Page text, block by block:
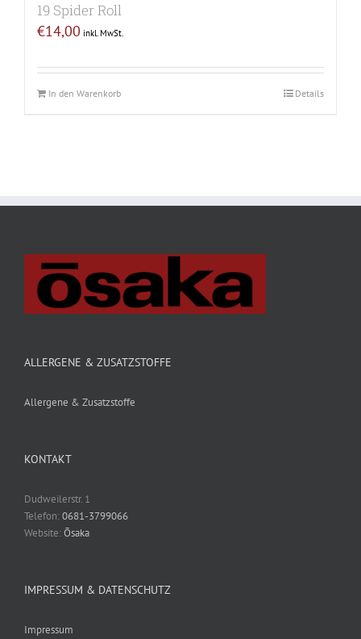
19 Spider Roll
€14,00 inkl. MwSt.
In den Warenkorb Details
ALLERGENE & ZUSATZSTOFFE
Allergene & Zusatzstoffe
KONTAKT
Dudweilerstr. 1
Telefon:0681-3799066
Website:Ōsaka
IMPRESSUM & DATENSCHUTZ
Impressum